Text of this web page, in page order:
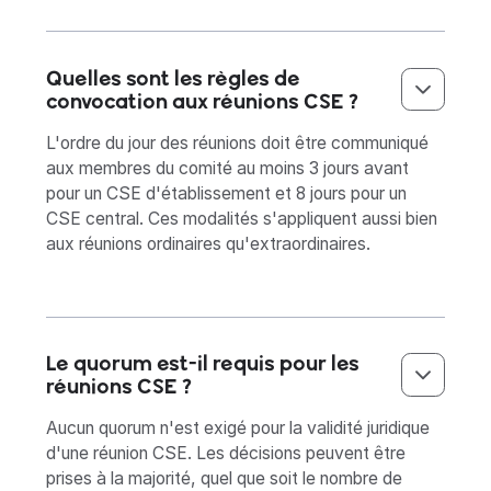
Quelles sont les règles de
convocation aux réunions CSE ?
L'ordre du jour des réunions doit être communiqué
aux membres du comité au moins 3 jours avant
pour un CSE d'établissement et 8 jours pour un
CSE central. Ces modalités s'appliquent aussi bien
aux réunions ordinaires qu'extraordinaires.
Le quorum est-il requis pour les
réunions CSE ?
Aucun quorum n'est exigé pour la validité juridique
d'une réunion CSE. Les décisions peuvent être
prises à la majorité, quel que soit le nombre de